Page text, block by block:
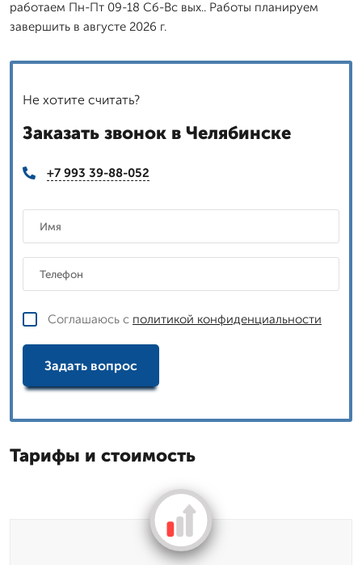
работаем Пн-Пт 09-18 Сб-Вс вых.. Работы планируем
завершить в августе 2026 г.
Не хотите считать?
Заказать звонок в Челябинске
+7 993 39-88-052
Соглашаюсь с политикой конфиденциальности
Задать вопрос
Тарифы и стоимость